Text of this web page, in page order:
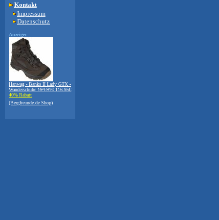
Kontakt
Impressum
Datenschutz
Anzeige:
Hanwag - Banks II Lady GTX -
Wanderschuhe 194.91€ 116.95€
40% Rabatt
(Bergfreunde.de Shop)